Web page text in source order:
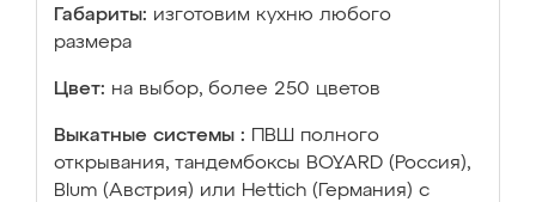
Габариты: изготовим кухню любого
размера
Цвет: на выбор, более 250 цветов
Выкатные системы :
ПВШ полного
открывания, тандембоксы BOYARD (Россия),
Blum (Австрия) или Hettich (Германия) с